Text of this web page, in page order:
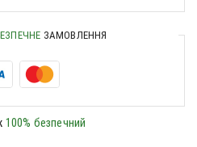
ЗАМОВЛЕННЯ
100% безпечний